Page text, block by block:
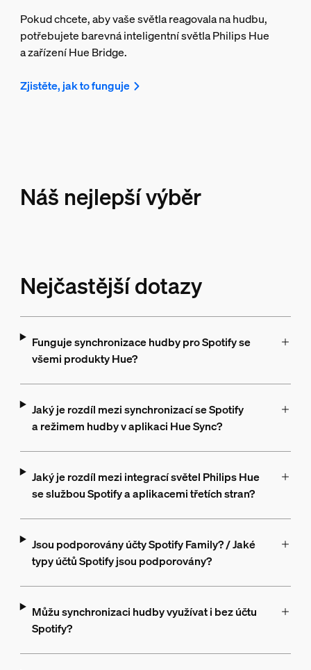
Pokud chcete, aby vaše světla reagovala na hudbu,
potřebujete barevná inteligentní světla Philips Hue
a zařízení Hue Bridge.
Zjistěte, jak to funguje
Náš nejlepší výběr
Nejčastější dotazy
Funguje synchronizace hudby pro Spotify se
všemi produkty Hue?
Jaký je rozdíl mezi synchronizací se Spotify
a režimem hudby v aplikaci Hue Sync?
Jaký je rozdíl mezi integrací světel Philips Hue
se službou Spotify a aplikacemi třetích stran?
Jsou podporovány účty Spotify Family? / Jaké
typy účtů Spotify jsou podporovány?
Můžu synchronizaci hudby využívat i bez účtu
Spotify?